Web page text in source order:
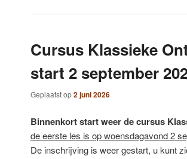
Cursus Klassieke
start 2 september
Geplaatst op2 juni 2026
Binnenkort start weer de cursus
de eerste les is op woensdagavond 2
De inschrijving is weer gestart, u kunt